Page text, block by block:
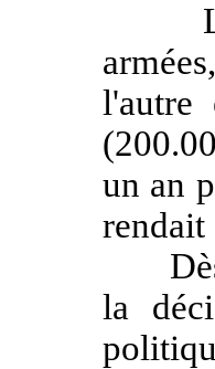
Le
l'autre
un an
rendait
Dès
la